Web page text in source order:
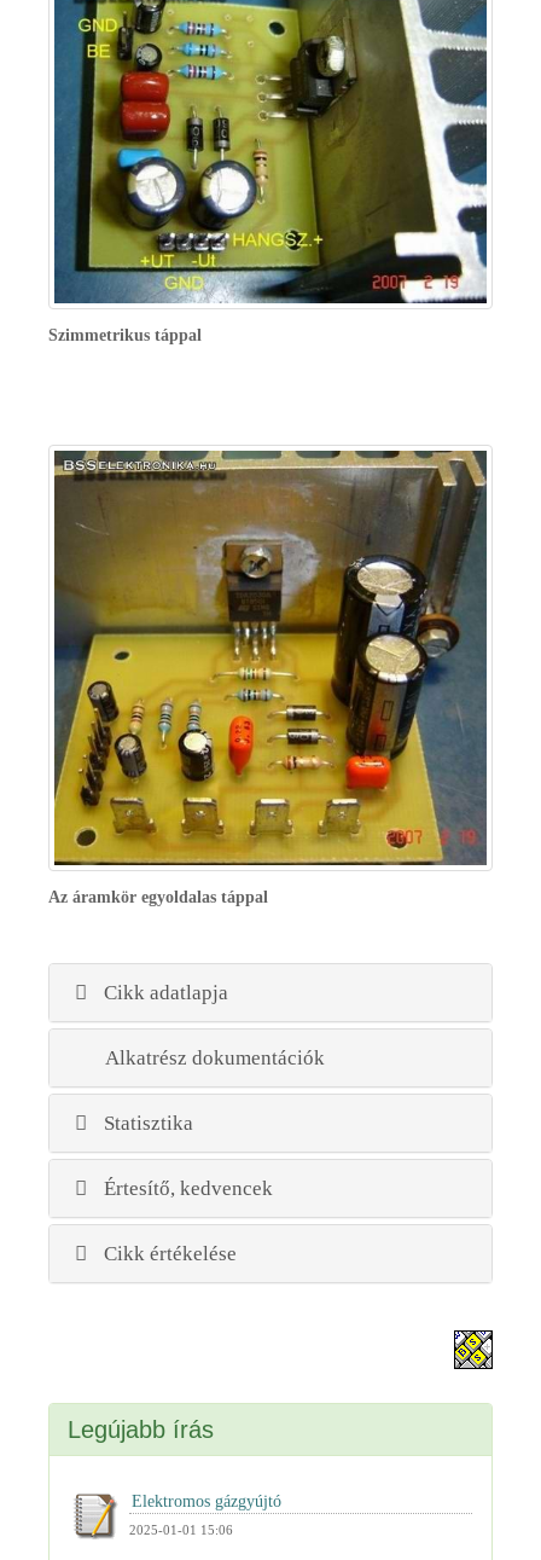
Szimmetrikus táppal
Az áramkör egyoldalas táppal
Cikk adatlapja
Alkatrész dokumentációk
Statisztika
Értesítő, kedvencek
Cikk értékelése
Legújabb írás
2025-01-01 15:06